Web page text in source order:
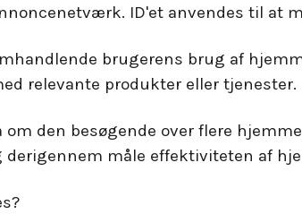
ID'et anvendes til at
brugerens brug af
relevante produkter eller tjenester.
om den besøgende over flere
måle effektiviteten af